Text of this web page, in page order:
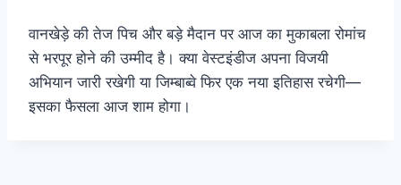
वानखेड़े की तेज पिच और बड़े मैदान पर आज का मुकाबला रोमांच
से भरपूर होने की उम्मीद है। क्या वेस्टइंडीज अपना विजयी
अभियान जारी रखेगी या जिम्बाब्वे फिर एक नया इतिहास रचेगी—
इसका फैसला आज शाम होगा।